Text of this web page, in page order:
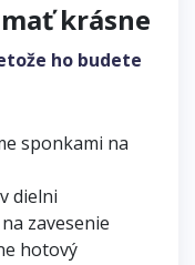
krásne
ho budete
sponkami na
dielni
zavesenie
hotový